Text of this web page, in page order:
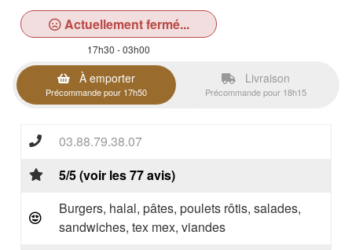
Actuellement fermé...
17h30 - 03h00
À emporter
Précommande pour 17h50
Livraison
Précommande pour 18h15
03.88.79.38.07
5/5 (voir les 77 avis)
Burgers, halal, pâtes, poulets rôtis, salades,
sandwiches, tex mex, viandes